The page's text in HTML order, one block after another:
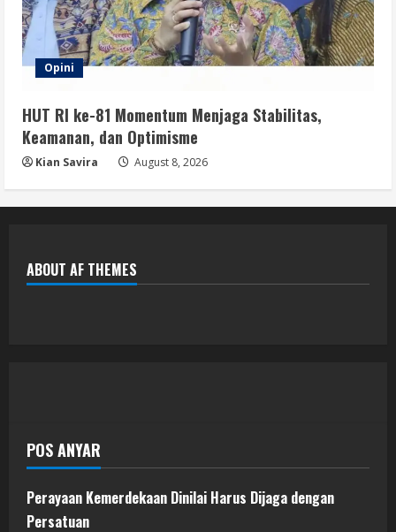
Opini
HUT RI ke-81 Momentum Menjaga Stabilitas,
Keamanan, dan Optimisme
Kian Savira August 8, 2026
ABOUT AF THEMES
POS ANYAR
Perayaan Kemerdekaan Dinilai Harus Dijaga dengan
Persatuan